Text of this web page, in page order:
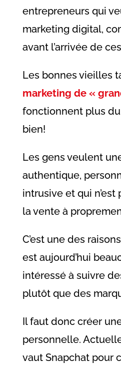
entrepreneurs qui
marketing digital,
avant l’arrivée de
Les bonnes vieilles
marketing de «
fonctionnent plus du
bien!
Les gens veulent
authentique,
intrusive et qui n’est
la vente à
C’est une des
est aujourd’hui
intéressé à suivre
plutôt que des
Il faut donc créer
personnelle.
vaut Snapchat pour